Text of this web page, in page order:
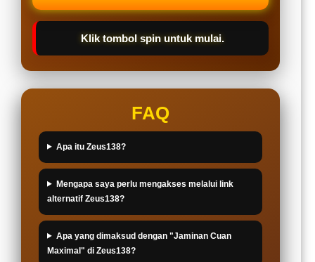
Klik tombol spin untuk mulai.
FAQ
Apa itu Zeus138?
Mengapa saya perlu mengakses melalui link
alternatif Zeus138?
Apa yang dimaksud dengan "Jaminan Cuan
Maximal" di Zeus138?